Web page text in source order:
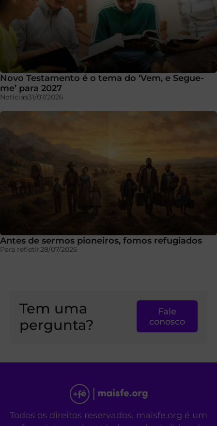
Novo Testamento é o tema do ‘Vem, e Segue-
me’ para 2027
Notícias31/07/2026
Antes de sermos pioneiros, fomos refugiados
Para refletir28/07/2026
Tem uma
pergunta?
Fale
conosco
Todos os direitos reservados. maisfe.org é um